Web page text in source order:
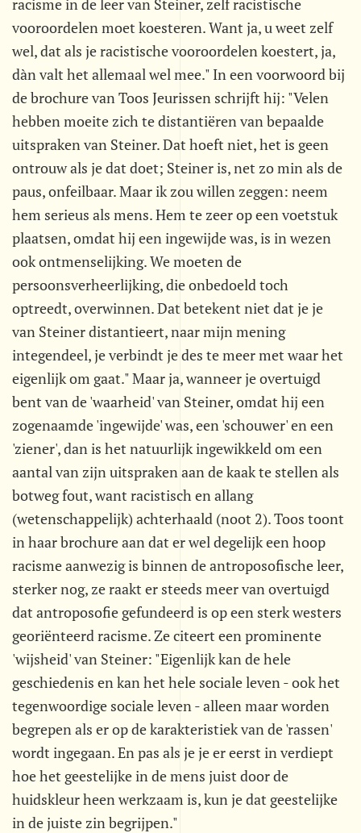
racisme in de leer van Steiner, zelf racistische
vooroordelen moet koesteren. Want ja, u weet zelf
wel, dat als je racistische vooroordelen koestert, ja,
dàn valt het allemaal wel mee." In een voorwoord bij
de brochure van Toos Jeurissen schrijft hij: "Velen
hebben moeite zich te distantiëren van bepaalde
uitspraken van Steiner. Dat hoeft niet, het is geen
ontrouw als je dat doet; Steiner is, net zo min als de
paus, onfeilbaar. Maar ik zou willen zeggen: neem
hem serieus als mens. Hem te zeer op een voetstuk
plaatsen, omdat hij een ingewijde was, is in wezen
ook ontmenselijking. We moeten de
persoonsverheerlijking, die onbedoeld toch
optreedt, overwinnen. Dat betekent niet dat je je
van Steiner distantieert, naar mijn mening
integendeel, je verbindt je des te meer met waar het
eigenlijk om gaat." Maar ja, wanneer je overtuigd
bent van de 'waarheid' van Steiner, omdat hij een
zogenaamde 'ingewijde' was, een 'schouwer' en een
'ziener', dan is het natuurlijk ingewikkeld om een
aantal van zijn uitspraken aan de kaak te stellen als
botweg fout, want racistisch en allang
(wetenschappelijk) achterhaald (noot 2). Toos toont
in haar brochure aan dat er wel degelijk een hoop
racisme aanwezig is binnen de antroposofische leer,
sterker nog, ze raakt er steeds meer van overtuigd
dat antroposofie gefundeerd is op een sterk westers
georiënteerd racisme. Ze citeert een prominente
'wijsheid' van Steiner: "Eigenlijk kan de hele
geschiedenis en kan het hele sociale leven - ook het
tegenwoordige sociale leven - alleen maar worden
begrepen als er op de karakteristiek van de 'rassen'
wordt ingegaan. En pas als je je er eerst in verdiept
hoe het geestelijke in de mens juist door de
huidskleur heen werkzaam is, kun je dat geestelijke
in de juiste zin begrijpen."